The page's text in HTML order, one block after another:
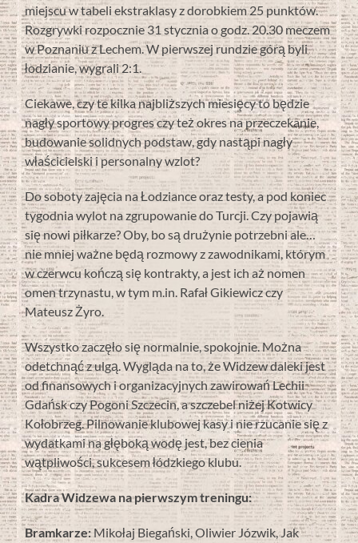
miejscu w tabeli ekstraklasy z dorobkiem 25 punktów.
Rozgrywki rozpocznie 31 stycznia o godz. 20.30 meczem
w Poznaniu z Lechem. W pierwszej rundzie górą byli
łodzianie, wygrali 2:1.
Ciekawe, czy te kilka najbliższych miesięcy to będzie
nagły sportowy progres czy też okres na przeczekanie,
budowanie solidnych podstaw, gdy nastąpi nagły
właścicielski i personalny wzlot?
Do soboty zajęcia na Łodziance oraz testy, a pod koniec
tygodnia wylot na zgrupowanie do Turcji. Czy pojawią
się nowi piłkarze? Oby, bo są drużynie potrzebni ale…
nie mniej ważne będą rozmowy z zawodnikami, którym
w czerwcu kończą się kontrakty, a jest ich aż nomen
omen trzynastu, w tym m.in. Rafał Gikiewicz czy
Mateusz Żyro.
Wszystko zaczęło się normalnie, spokojnie. Można
odetchnąć z ulgą. Wygląda na to, że Widzew daleki jest
od finansowych i organizacyjnych zawirowań Lechii
Gdańsk czy Pogoni Szczecin, a szczebel niżej Kotwicy
Kołobrzeg. Pilnowanie klubowej kasy i nie rzucanie się z
wydatkami na głęboką wodę jest, bez cienia
wątpliwości, sukcesem łódzkiego klubu.
Kadra Widzewa na pierwszym treningu:
Bramkarze: Mikołaj Biegański, Oliwier Józwik, Jak